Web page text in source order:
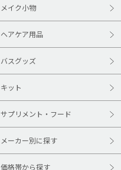
メイク小物
ヘアケア用品
バスグッズ
キット
サプリメント・フード
メーカー別に探す
価格帯から探す